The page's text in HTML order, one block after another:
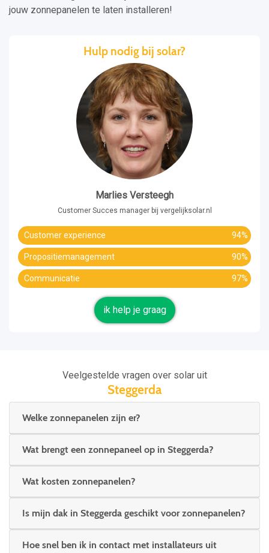
jouw zonnepanelen te laten installeren!
Hulp nodig bij solar?
Marlies Versteegh
Customer Succes manager bij vergelijksolar.nl
Customer experience 94%
Propositiemanagement 90%
Communicatie 97%
ik help je graag
Veelgestelde vragen over solar uit
Steggerda
Welke zonnepanelen zijn er?
Wat brengt een zonnepaneel op in Steggerda?
Wat kosten zonnepanelen?
Is mijn dak in Steggerda geschikt voor zonnepanelen?
Hoe snel ben ik in contact met installateurs uit